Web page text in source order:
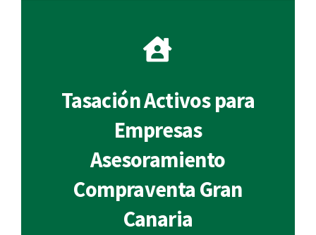
Tasación Activos para
Empresas
Asesoramiento
Compraventa Gran
Canaria